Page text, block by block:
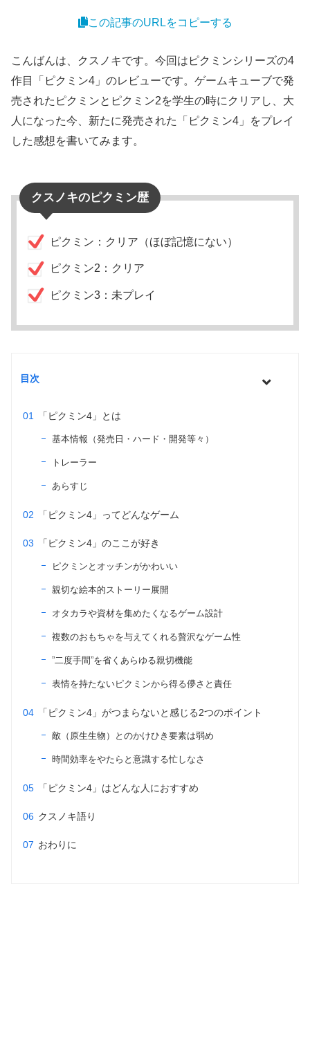
この記事のURLをコピーする
こんばんは、クスノキです。今回はピクミンシリーズの4
作目「ピクミン4」のレビューです。ゲームキューブで発
売されたピクミンとピクミン2を学生の時にクリアし、大
人になった今、新たに発売された「ピクミン4」をプレイ
した感想を書いてみます。
クスノキのピクミン歴
ピクミン：クリア（ほぼ記憶にない）
ピクミン2：クリア
ピクミン3：未プレイ
目次
「ピクミン4」とは
基本情報（発売日・ハード・開発等々）
トレーラー
あらすじ
「ピクミン4」ってどんなゲーム
「ピクミン4」のここが好き
ピクミンとオッチンがかわいい
親切な絵本的ストーリー展開
オタカラや資材を集めたくなるゲーム設計
複数のおもちゃを与えてくれる贅沢なゲーム性
”二度手間”を省くあらゆる親切機能
表情を持たないピクミンから得る儚さと責任
「ピクミン4」がつまらないと感じる2つのポイント
敵（原生生物）とのかけひき要素は弱め
時間効率をやたらと意識する忙しなさ
「ピクミン4」はどんな人におすすめ
クスノキ語り
おわりに